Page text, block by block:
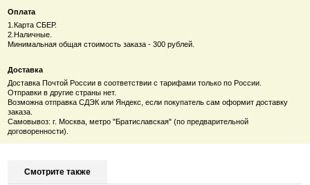
Оплата
1.Карта СБЕР.
2.Наличные.
Минимальная общая стоимость заказа - 300 рублей.
Доставка
Доставка Почтой России в соответствии с тарифами только по России.
Отправки в другие страны нет.
Возможна отправка СДЭК или Яндекс, если покупатель сам оформит доставку
заказа.
Самовывоз: г. Москва, метро "Братиславская" (по предварительной
договоренности).
Смотрите также